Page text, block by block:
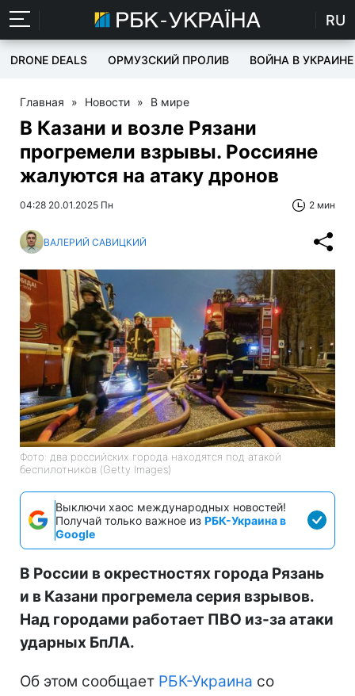
RU
DRONE DEALS ОРМУЗСКИЙ ПРОЛИВ ВОЙНА В УКРАИНЕ
Главная » Новости » В мире
В Казани и возле Рязани
прогремели взрывы. Россияне
жалуются на атаку дронов
04:28 20.01.2025 Пн 2 мин
ВАЛЕРИЙ САВИЦКИЙ
Фото: два российских города находятся под атакой
беспилотников (Getty Images)
Выключи хаос международных новостей!
Получай только важное из РБК-Украина в
Google
В России в окрестностях города Рязань
и в Казани прогремела серия взрывов.
Над городами работает ПВО из-за атаки
ударных БпЛА.
Об этом сообщает РБК-Украина со